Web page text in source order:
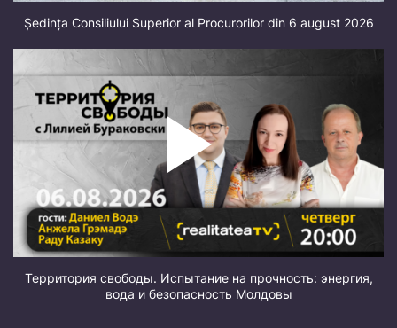
Ședința Consiliului Superior al Procurorilor din 6 august 2026
Территория свободы. Испытание на прочность: энергия,
вода и безопасность Молдовы